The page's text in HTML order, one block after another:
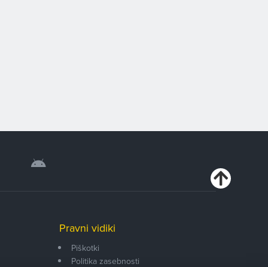
Pravni vidiki
Piškotki
Politika zasebnosti